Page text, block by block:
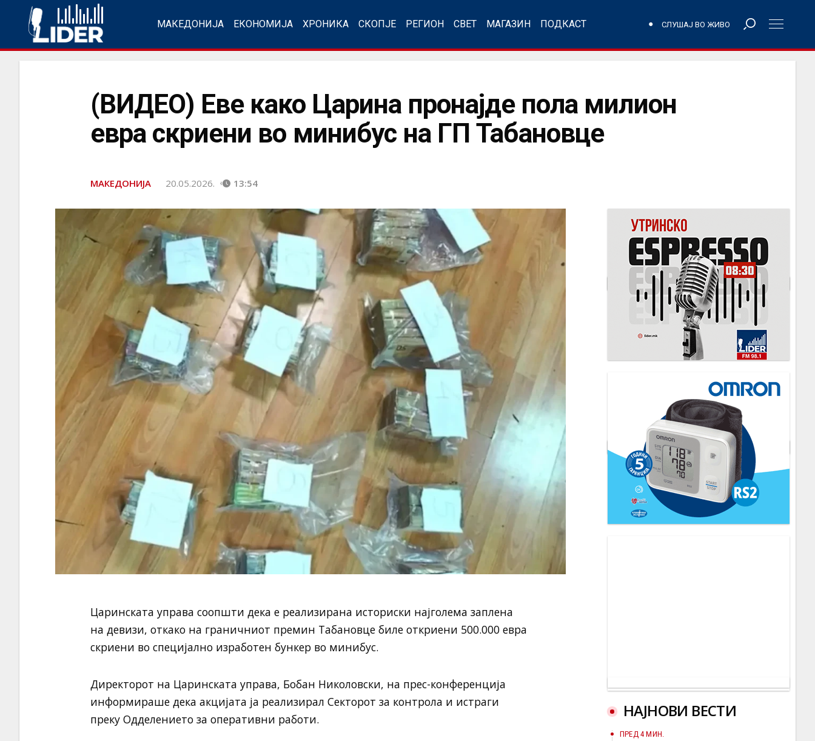
МАКЕДОНИЈА ЕКОНОМИЈА ХРОНИКА СКОПЈЕ РЕГИОН СВЕТ МАГАЗИН ПОДКАСТ СЛУШАЈ ВО ЖИВО
(ВИДЕО) Еве како Царина пронајде пола милион
евра скриени во минибус на ГП Табановце
МАКЕДОНИЈА 20.05.2026. 13:54
Царинската управа соопшти дека е реализирана историски најголема заплена
на девизи, откако на граничниот премин Табановце биле откриени 500.000 евра
скриени во специјално изработен бункер во минибус.
Директорот на Царинската управа, Бобан Николовски, на прес-конференција
информираше дека акцијата ја реализирал Секторот за контрола и истраги
преку Одделението за оперативни работи.
НАЈНОВИ ВЕСТИ
ПРЕД 4 МИН.